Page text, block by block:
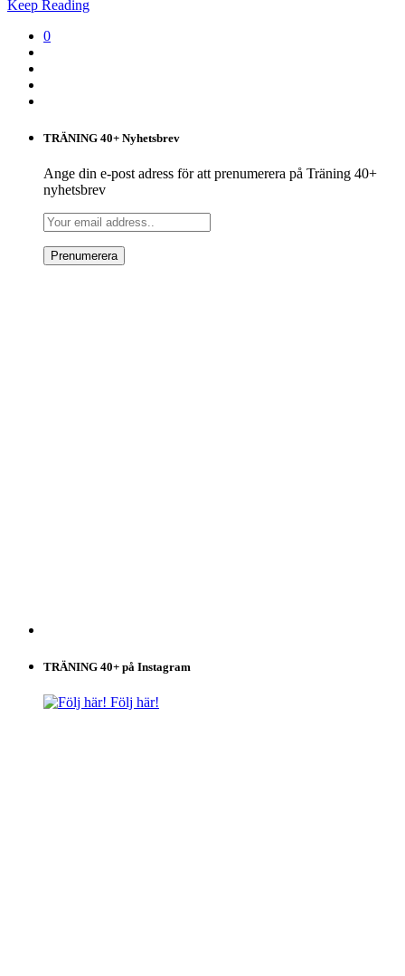
Keep Reading
0
TRÄNING 40+ Nyhetsbrev
Ange din e-post adress för att prenumerera på Träning 40+
nyhetsbrev
TRÄNING 40+ på Instagram
Följ här!